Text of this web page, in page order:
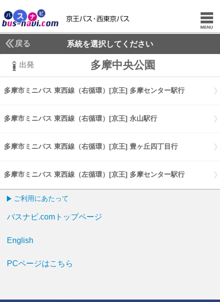
戻る 系統を選択してください
出発 多摩中央公園
多摩市ミニバス 東西線（右循環）[京王] 多摩センター駅行
多摩市ミニバス 東西線（右循環）[京王] 永山駅行
多摩市ミニバス 東西線（右循環）[京王] 豊ヶ丘四丁目行
多摩市ミニバス 東西線（左循環）[京王] 多摩センター駅行
ご利用にあたって
バスナビ.comトップページ
English
PCページはこちら